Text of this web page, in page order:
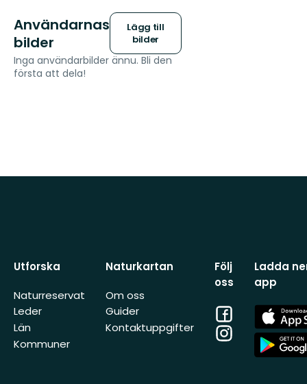
Användarnas
bilder
Lägg till
bilder
Inga användarbilder ännu. Bli den
första att dela!
Utforska
Naturreservat
Leder
Län
Kommuner
Naturkartan
Om oss
Guider
Kontaktuppgifter
Följ
oss
Facebook
Instagram
Ladda
app
App
Store
App
Store